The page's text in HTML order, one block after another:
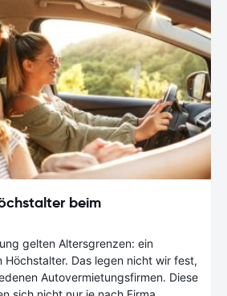
beim
gelten Altersgrenzen: ein
Höchstalter. Das legen nicht wir fest,
Autovermietungsfirmen. Diese